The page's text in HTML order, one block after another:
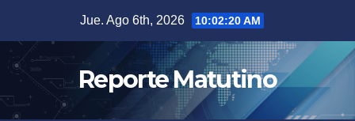
contenido
Jue. Ago 6th, 2026 10:02:21 AM
Reporte Matutino